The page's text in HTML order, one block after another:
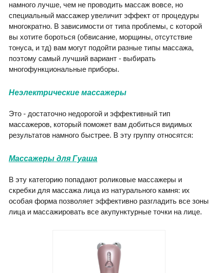
намного лучше, чем не проводить массаж вовсе, но
специальный массажер увеличит эффект от процедуры
многократно. В зависимости от типа проблемы, с которой
вы хотите бороться (обвисание, морщины, отсутствие
тонуса, и тд) вам могут подойти разные типы массажа,
поэтому самый лучший вариант - выбирать
многофункциональные приборы.
Неэлектрические массажеры
Это - достаточно недорогой и эффективный тип
массажеров, который поможет вам добиться видимых
результатов намного быстрее. В эту группу относятся:
Массажеры для Гуаша
В эту категорию попадают роликовые массажеры и
скребки для массажа лица из натурального камня: их
особая форма позволяет эффективно разгладить все зоны
лица и массажировать все акупунктурные точки на лице.